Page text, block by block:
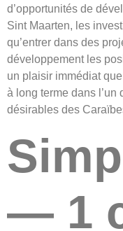
d’opportunités de
Sint Maarten, les
qu’entrer dans des
développement les
un plaisir immédiat
à long terme dans
désirables des
— 1